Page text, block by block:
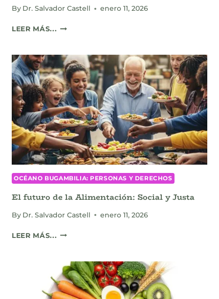
By Dr. Salvador Castell enero 11, 2026
LEER MÁS... EL
LA
ALIMENTACIÓN:
LA
PIRÁMIDE
DE
LA
VIDA
OCÉANO BUGAMBILIA: PERSONAS Y DERECHOS
El futuro de la Alimentación: Social y Justa
By Dr. Salvador Castell enero 11, 2026
LEER MÁS... EL
LA
ALIMENTACIÓN:
SOCIAL
Y